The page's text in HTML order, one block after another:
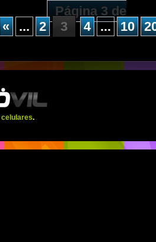
Página 3 de
« ... 2 3 4 ... 10
celulares.